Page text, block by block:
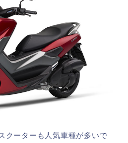
クーターも人気車種が多いで